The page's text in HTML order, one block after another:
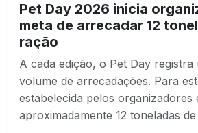
Pet Day 2026 inicia
meta de arrecadar 12
ração
A cada edição, o Pet Day
volume de arrecadações. Para
estabelecida pelos organizadores
aproximadamente 12 toneladas